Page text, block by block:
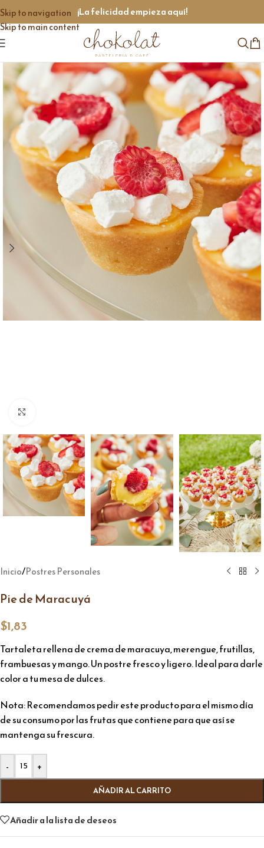
Skip to navigation
Skip to main content
¡La felicidad empieza aquí!
Inicio/Postres Personales
Pie de Maracuyá
$1,83
Tartaleta rellena de crema de maracuya, merengue, frutillas,
frambuesas y mango. Un postre fresco y ligero. Ideal para darle
color a tu mesa de dulces.
Nota: Recomendamos pedir este producto para el mismo día
de su consumo por las frutas que contiene para que así se
mantenga su frescura.
- +
AÑADIR AL CARRITO
Alternative:
Añadir a la lista de deseos